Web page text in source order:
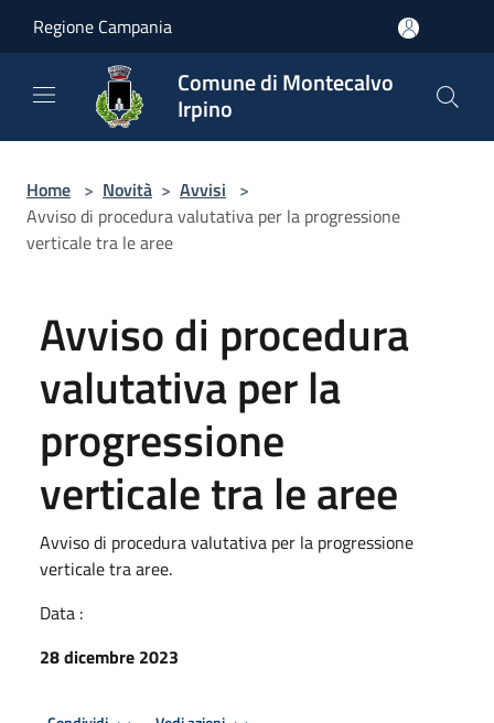
Regione Campania
Comune di Montecalvo
Irpino
Home > Novità > Avvisi >
Avviso di procedura valutativa per la progressione
verticale tra le aree
Avviso di procedura
valutativa per la
progressione
verticale tra le aree
Avviso di procedura valutativa per la progressione
verticale tra aree.
Data :
28 dicembre 2023